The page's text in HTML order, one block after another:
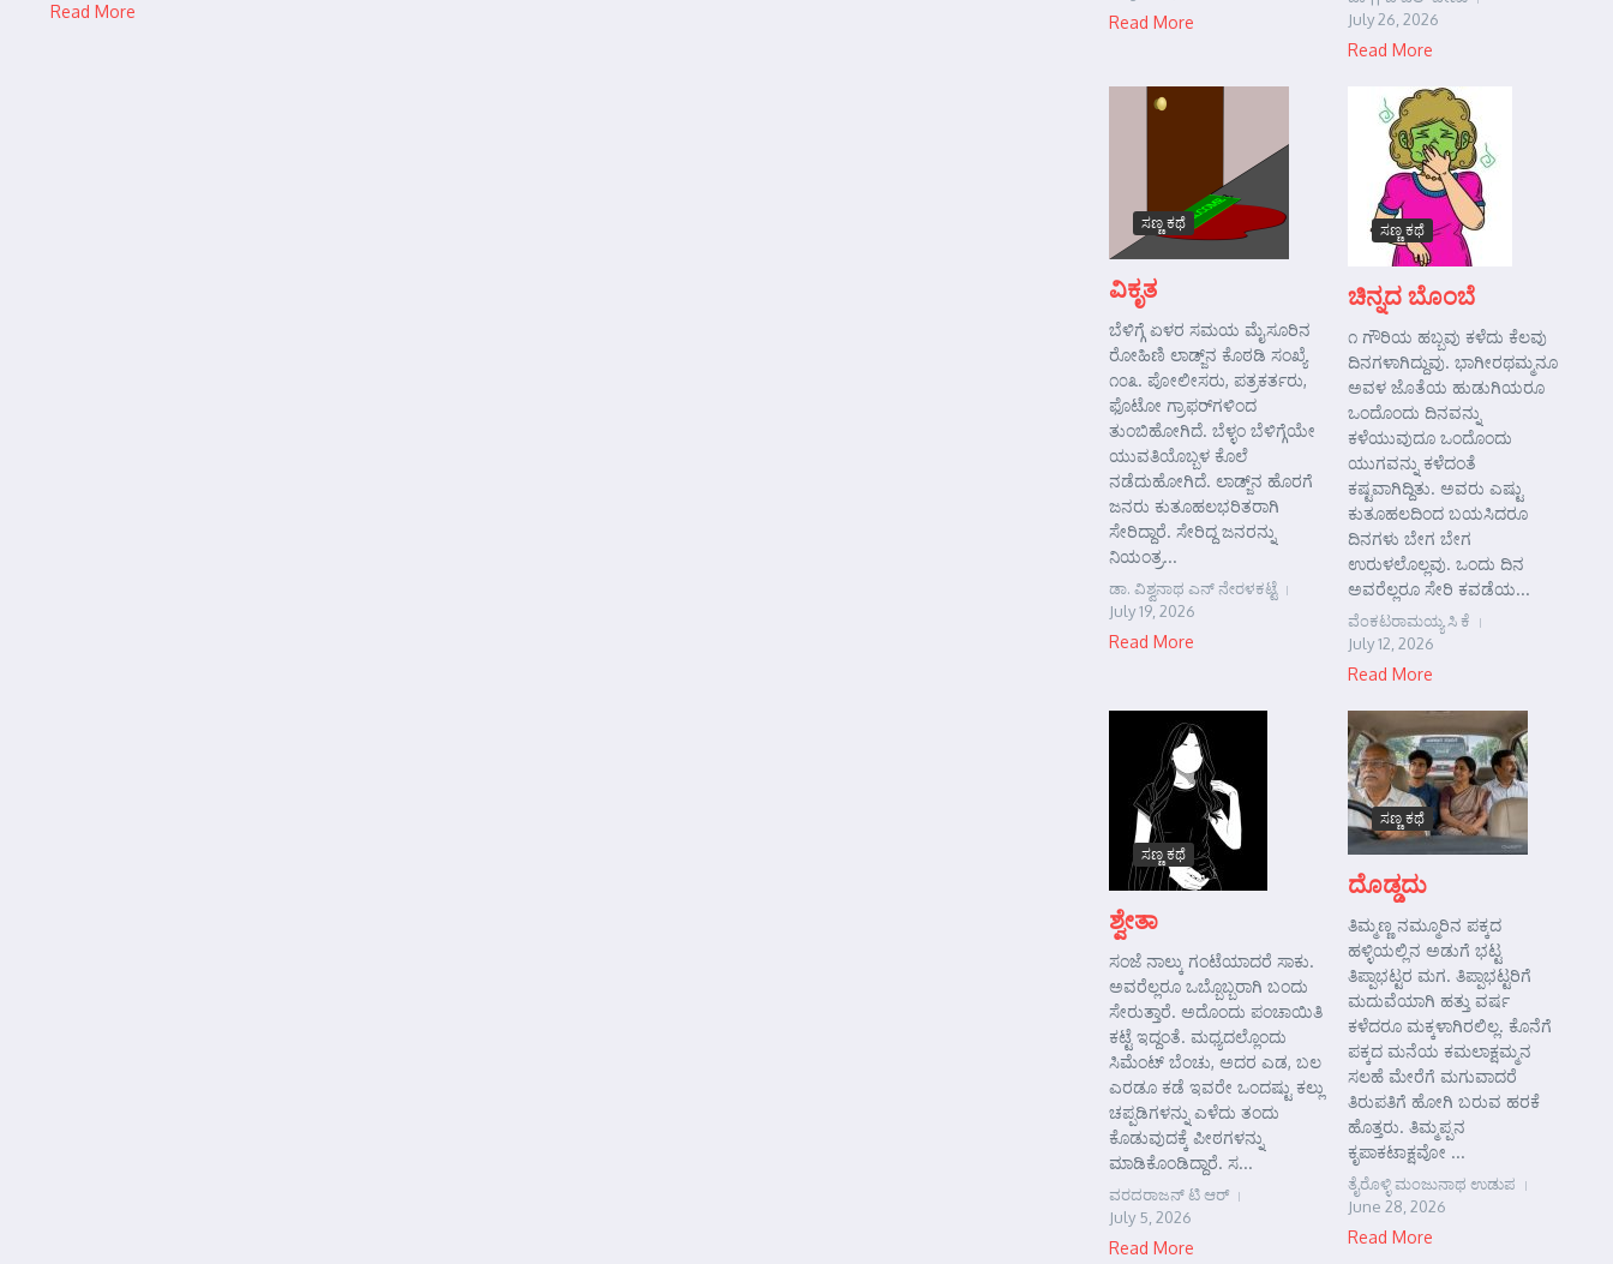
Read More
Read More
July 26, 2026
Read More
ಸಣ್ಣ ಕಥೆ
ವಿಕೃತ
ಬೆಳಿಗ್ಗೆ ಏಳರ ಸಮಯ ಮೈಸೂರಿನ
ರೋಹಿಣಿ ಲಾಡ್ಜ್‌ನ ಕೊಠಡಿ ಸಂಖ್ಯೆ
೧೦೩. ಪೋಲೀಸರು, ಪತ್ರಕರ್ತರು,
ಫೊಟೋ ಗ್ರಾಫರ್‌ಗಳಿಂದ
ತುಂಬಿಹೋಗಿದೆ. ಬೆಳ್ಳಂ ಬೆಳಿಗ್ಗೆಯೇ
ಯುವತಿಯೊಬ್ಬಳ ಕೊಲೆ
ನಡೆದುಹೋಗಿದೆ. ಲಾಡ್ಜ್‌ನ ಹೊರಗೆ
ಜನರು ಕುತೂಹಲಭರಿತರಾಗಿ
ಸೇರಿದ್ದಾರೆ. ಸೇರಿದ್ದ ಜನರನ್ನು
ನಿಯಂತ್ರ...
ಡಾ. ವಿಶ್ವನಾಥ ಎನ್ ನೇರಳಕಟ್ಟೆ
July 19, 2026
Read More
ಸಣ್ಣ ಕಥೆ
ಚಿನ್ನದ ಬೊಂಬೆ
೧ ಗೌರಿಯ ಹಬ್ಬವು ಕಳೆದು ಕೆಲವು
ದಿನಗಳಾಗಿದ್ದುವು. ಭಾಗೀರಥಮ್ಮನೂ
ಅವಳ ಜೊತೆಯ ಹುಡುಗಿಯರೂ
ಒಂದೊಂದು ದಿನವನ್ನು
ಕಳೆಯುವುದೂ ಒಂದೊಂದು
ಯುಗವನ್ನು ಕಳೆದಂತೆ
ಕಷ್ಟವಾಗಿದ್ದಿತು. ಅವರು ಎಷ್ಟು
ಕುತೂಹಲದಿಂದ ಬಯಸಿದರೂ
ದಿನಗಳು ಬೇಗ ಬೇಗ
ಉರುಳಲೊಲ್ಲವು. ಒಂದು ದಿನ
ಅವರೆಲ್ಲರೂ ಸೇರಿ ಕವಡೆಯ...
ವೆಂಕಟರಾಮಯ್ಯ ಸಿ ಕೆ
July 12, 2026
Read More
ಸಣ್ಣ ಕಥೆ
ಶ್ವೇತಾ
ಸಂಜೆ ನಾಲ್ಕು ಗಂಟೆಯಾದರೆ ಸಾಕು.
ಅವರೆಲ್ಲರೂ ಒಬ್ಬೊಬ್ಬರಾಗಿ ಬಂದು
ಸೇರುತ್ತಾರೆ. ಅದೊಂದು ಪಂಚಾಯಿತಿ
ಕಟ್ಟೆ ಇದ್ದಂತೆ. ಮಧ್ಯದಲ್ಲೊಂದು
ಸಿಮೆಂಟ್ ಬೆಂಚು, ಅದರ ಎಡ, ಬಲ
ಎರಡೂ ಕಡೆ ಇವರೇ ಒಂದಷ್ಟು ಕಲ್ಲು
ಚಪ್ಪಡಿಗಳನ್ನು ಎಳೆದು ತಂದು
ಕೊಡುವುದಕ್ಕೆ ಪೀಠಗಳನ್ನು
ಮಾಡಿಕೊಂಡಿದ್ದಾರೆ. ಸ...
ವರದರಾಜನ್ ಟಿ ಆರ್
July 5, 2026
Read More
ಸಣ್ಣ ಕಥೆ
ದೊಡ್ಡದು
ತಿಮ್ಮಣ್ಣ ನಮ್ಮೂರಿನ ಪಕ್ಕದ
ಹಳ್ಳಿಯಲ್ಲಿನ ಅಡುಗೆ ಭಟ್ಟ
ತಿಪ್ಪಾಭಟ್ಟರ ಮಗ. ತಿಪ್ಪಾಭಟ್ಟರಿಗೆ
ಮದುವೆಯಾಗಿ ಹತ್ತು ವರ್ಷ
ಕಳೆದರೂ ಮಕ್ಕಳಾಗಿರಲಿಲ್ಲ. ಕೊನೆಗೆ
ಪಕ್ಕದ ಮನೆಯ ಕಮಲಾಕ್ಷಮ್ಮನ
ಸಲಹೆ ಮೇರೆಗೆ ಮಗುವಾದರೆ
ತಿರುಪತಿಗೆ ಹೋಗಿ ಬರುವ ಹರಕೆ
ಹೊತ್ತರು. ತಿಮ್ಮಪ್ಪನ
ಕೃಪಾಕಟಾಕ್ಷವೋ ...
ತೈರೊಳ್ಳಿ ಮಂಜುನಾಥ ಉಡುಪ
June 28, 2026
Read More